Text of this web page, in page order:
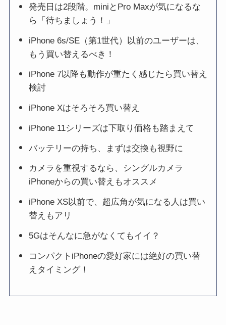
発売日は2段階。miniとPro Maxが気になるな
ら「待ちましょう！」
iPhone 6s/SE（第1世代）以前のユーザーは、
もう買い替えるべき！
iPhone 7以降も動作が重たく感じたら買い替え
検討
iPhone Xはそろそろ買い替え
iPhone 11シリーズは下取り価格も踏まえて
バッテリーの持ち、まずは交換も視野に
カメラを重視するなら、シングルカメラ
iPhoneからの買い替えもオススメ
iPhone XS以前で、超広角が気になる人は買い
替えもアリ
5Gはそんなに急がなくてもイイ？
コンパクトiPhoneの愛好家には絶好の買い替
えタイミング！